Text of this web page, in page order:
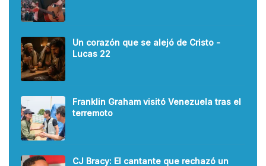
Un corazón que se alejó de Cristo -
Lucas 22
Franklin Graham visitó Venezuela tras el
terremoto
CJ Bracy: El cantante que rechazó un